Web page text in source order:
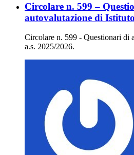
Circolare n. 599 –
autovalutazione di
Circolare n. 599 - Questionari di
a.s. 2025/2026.